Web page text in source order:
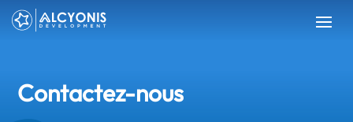
Contactez-nous